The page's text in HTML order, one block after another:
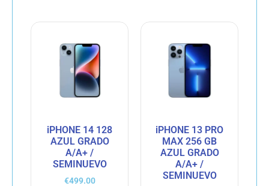
iPHONE 14 128
AZUL GRADO
A/A+ /
SEMINUEVO
€499.00
iPHONE 13 PRO
MAX 256 GB
AZUL GRADO
A/A+ /
SEMINUEVO